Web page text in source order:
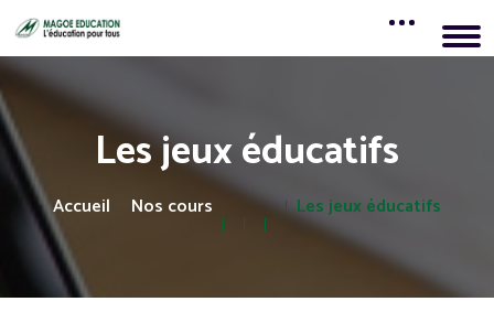
Les jeux éducatifs
Accueil Nos cours Les jeux éducatifs